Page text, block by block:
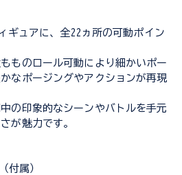
ギュアに、全22ヵ所の可動ポイン
ものロール可動により細かいポー
なポージングやアクションが再現
の印象的なシーンやバトルを手元
が魅力です。
付属）